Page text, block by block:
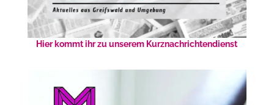
Hier kommt ihr zu unserem Kurznachrichtendienst